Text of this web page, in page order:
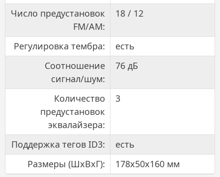
Число предустановок
FM/AM:
18 / 12
Регулировка тембра:
есть
Соотношение
сигнал/шум:
76 дБ
Количество
предустановок
эквалайзера:
3
Поддержка тегов ID3:
есть
Размеры (ШхВхГ):
178x50x160 мм